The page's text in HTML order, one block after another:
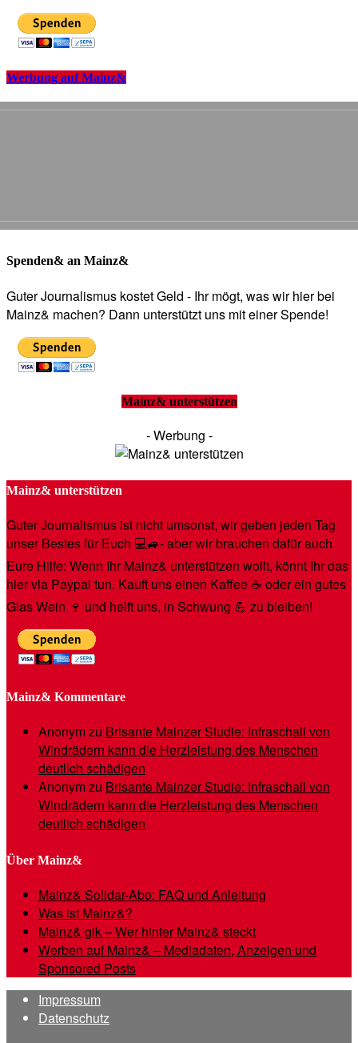
Werbung auf Mainz&
Spenden& an Mainz&
Guter Journalismus kostet Geld - Ihr mögt, was wir hier bei
Mainz& machen? Dann unterstützt uns mit einer Spende!
Mainz& unterstützen
- Werbung -
Mainz& unterstützen
Guter Journalismus ist nicht umsonst, wir geben jeden Tag
unser Bestes für Euch 💻🚙- aber wir brauchen dafür auch
Eure Hilfe: Wenn Ihr Mainz& unterstützen wollt, könnt Ihr das
hier via Paypal tun. Kauft uns einen Kaffee ☕️ oder ein gutes
Glas Wein 🍷 und helft uns, in Schwung 💪 zu bleiben!
Mainz& Kommentare
Anonymzu Brisante Mainzer Studie: Infraschall von
Windrädern kann die Herzleistung des Menschen
deutlich schädigen
Anonymzu Brisante Mainzer Studie: Infraschall von
Windrädern kann die Herzleistung des Menschen
deutlich schädigen
Über Mainz&
Mainz& Solidar-Abo: FAQ und Anleitung
Was ist Mainz&?
Mainz& gik – Wer hinter Mainz& steckt
Werben auf Mainz& – Mediadaten, Anzeigen und
Sponsored Posts
Impressum
Datenschutz